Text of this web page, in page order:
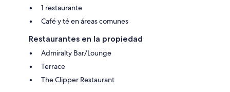
1 restaurante
Café y té en áreas comunes
Restaurantes en la propiedad
Admiralty Bar/Lounge
Terrace
The Clipper Restaurant